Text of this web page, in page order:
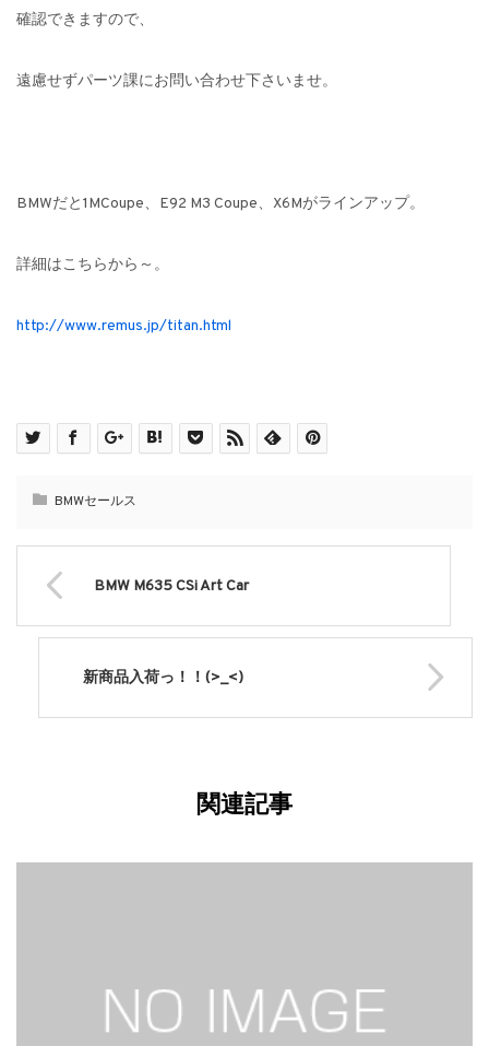
確認できますので、
遠慮せずパーツ課にお問い合わせ下さいませ。
BMWだと1MCoupe、E92 M3 Coupe、X6Mがラインアップ。
詳細はこちらから～。
http://www.remus.jp/titan.html
BMWセールス
BMW M635 CSi Art Car
新商品入荷っ！！(>_<)
関連記事